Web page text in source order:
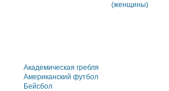
(женщины)
Академическая гребля
Американский футбол
Бейсбол